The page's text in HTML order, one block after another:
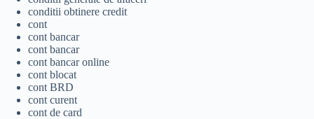
conditii obtinere credit
cont
cont bancar
cont bancar
cont bancar online
cont blocat
cont BRD
cont curent
cont de card